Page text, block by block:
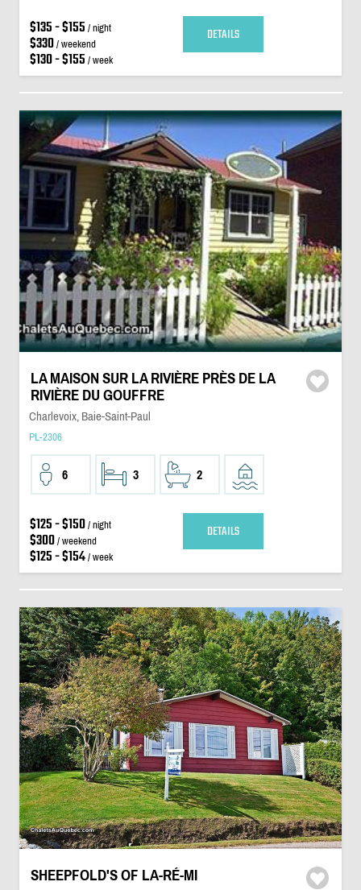
$135 - $155 / night
$330/ weekend
$130 - $155 / week
DETAILS
LA MAISON SUR LA RIVIÈRE PRÈS DE LA
RIVIÈRE DU GOUFFRE
Charlevoix, Baie-Saint-Paul
PL-2306
6 3 2
$125 - $150/ night
$300/ weekend
$125 - $154/ week
DETAILS
SHEEPFOLD'S OF LA-RÉ-MI